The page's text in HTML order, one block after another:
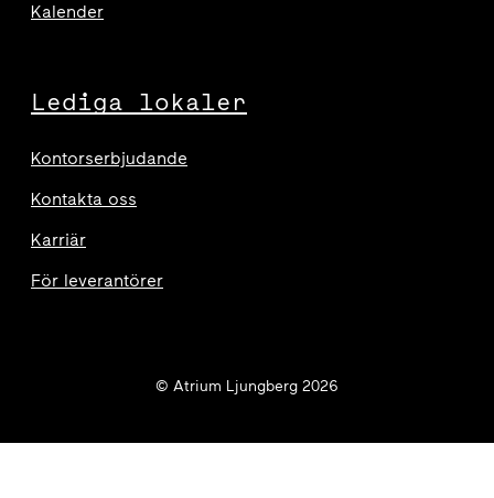
Kalender
Lediga lokaler
Kontorserbjudande
Kontakta oss
Karriär
För leverantörer
© Atrium Ljungberg 2026